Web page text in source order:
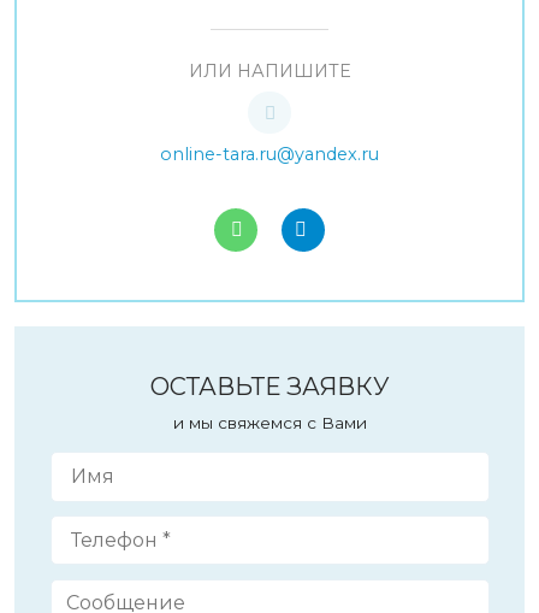
ИЛИ НАПИШИТЕ
online-tara.ru@yandex.ru
ОСТАВЬТЕ ЗАЯВКУ
и мы свяжемся с Вами